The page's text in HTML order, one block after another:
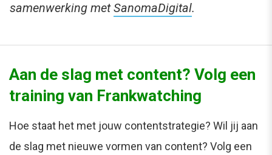
samenwerking metSanomaDigital.
Aan de slag met content? Volg een
training van Frankwatching
Hoe staat het met jouw contentstrategie? Wil jij aan
de slag met nieuwe vormen van content? Volg een